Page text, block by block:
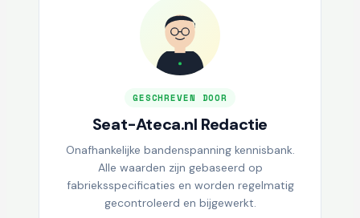
GESCHREVEN DOOR
Seat-Ateca.nl Redactie
Onafhankelijke bandenspanning kennisbank.
Alle waarden zijn gebaseerd op
fabrieksspecificaties en worden regelmatig
gecontroleerd en bijgewerkt.